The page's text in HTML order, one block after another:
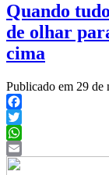
Quando
de olhar
cima
Publicado em 29 de
Facebook
Twitter
WhatsApp
Email